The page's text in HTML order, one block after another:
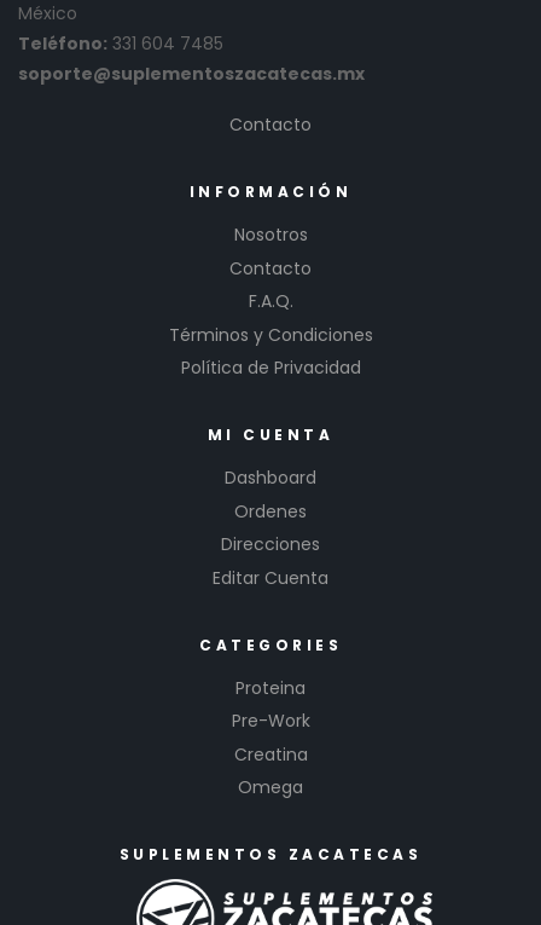
México
Teléfono: 331 604 7485
soporte@suplementoszacatecas.mx
Contacto
INFORMACIÓN
Nosotros
Contacto
F.A.Q.
Términos y Condiciones
Política de Privacidad
MI CUENTA
Dashboard
Ordenes
Direcciones
Editar Cuenta
CATEGORIES
Proteina
Pre-Work
Creatina
Omega
SUPLEMENTOS ZACATECAS